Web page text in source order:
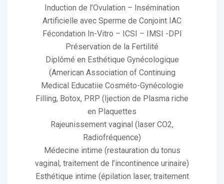
Induction de l’Ovulation – Insémination
Artificielle avec Sperme de Conjoint IAC
Fécondation In-Vitro – ICSI – IMSI -DPI
Préservation de la Fertilité
Diplômé en Esthétique Gynécologique
(American Association of Continuing
Medical Educatiie Cosméto-Gynécologie
Filling, Botox, PRP (Ijection de Plasma riche
en Plaquettes
Rajeunissement vaginal (laser CO2,
Radiofréquence)
Médecine intime (restauration du tonus
vaginal, traitement de l’incontinence urinaire)
Esthétique intime (épilation laser, traitement